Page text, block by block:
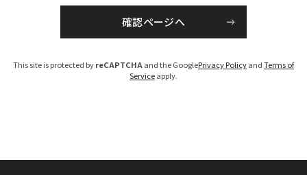
【参加証・請求書の発行・発送について】
請求書は、各セミナー、大会ごとに発行のうえ各開催１か月前か
ら、PDFでお届けいたします。
This site is protected byreCAPTCHAand the GooglePrivacy PolicyandTerms of
Serviceapply.